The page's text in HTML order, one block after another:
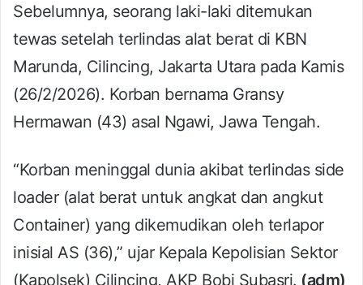
Sebelumnya, seorang laki-laki ditemukan
tewas setelah terlindas alat berat di KBN
Marunda, Cilincing, Jakarta Utara pada Kamis
(26/2/2026). Korban bernama Gransy
Hermawan (43) asal Ngawi, Jawa Tengah.
“Korban meninggal dunia akibat terlindas side
loader (alat berat untuk angkat dan angkut
Container) yang dikemudikan oleh terlapor
inisial AS (36),” ujar Kepala Kepolisian Sektor
(Kapolsek) Cilincing, AKP Bobi Subasri. (adm)